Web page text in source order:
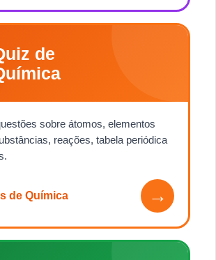
de
sobre átomos, elementos
reações, tabela periódica
de Química →